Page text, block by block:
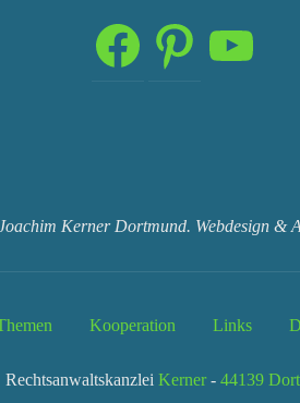
Facebook Pinterest YouTube
Kerner Dortmund. Webdesign &
Kooperation Links
Rechtsanwaltskanzlei Kerner - 44139